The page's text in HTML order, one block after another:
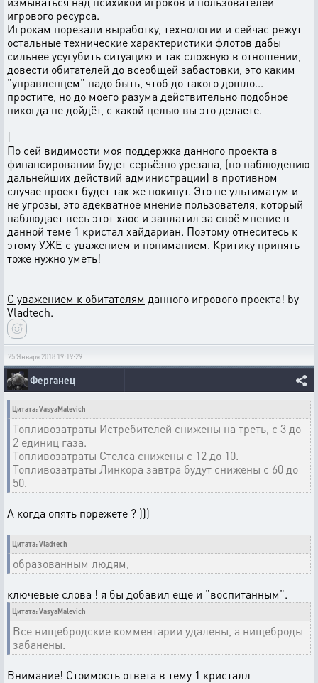
игрового ресурса.
Игрокам порезали выработку, технологии и сейчас режут
остальные технические характеристики флотов дабы
сильнее усугубить ситуацию и так сложную в отношении,
довести обитателей до всеобщей забастовки, это каким
"управленцем" надо быть, чтоб до такого дошло...
простите, но до моего разума действительно подобное
никогда не дойдёт, с какой целью вы это делаете.
|
По сей видимости моя поддержка данного проекта в
финансировании будет серьёзно урезана, (по наблюдению
дальнейших действий администрации) в противном
случае проект будет так же покинут. Это не ультиматум и
не угрозы, это адекватное мнение пользователя, который
наблюдает весь этот хаос и заплатил за своё мнение в
данной теме 1 кристал хайдариан. Поэтому отнеситесь к
этому УЖЕ с уважением и пониманием. Критику принять
тоже нужно уметь!
С уважением к обитателям данного игрового проекта! by
Vladtech.
25 Января 2018 19:19:29
Ферганец
Цитата: VasyaMalevich
Топливозатраты Истребителей снижены на треть, с 3 до
2 единиц газа.
Топливозатраты Стелса снижены с 12 до 10.
Топливозатраты Линкора завтра будут снижены с 60 до
50.
А когда опять порежете ? )))
Цитата: Vladtech
образованным людям,
ключевые слова ! я бы добавил еще и "воспитанным".
Цитата: VasyaMalevich
Все нищебродские комментарии удалены, а нищеброды
забанены.
Внимание! Стоимость ответа в тему 1 кристалл